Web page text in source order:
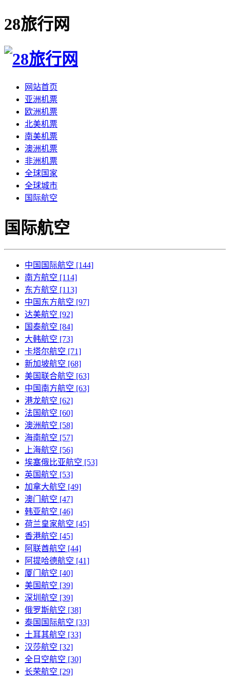
28旅行网
网站首页
亚洲机票
欧洲机票
北美机票
南美机票
澳洲机票
非洲机票
全球国家
全球城市
国际航空
国际航空
中国国际航空 [144]
南方航空 [114]
东方航空 [113]
中国东方航空 [97]
达美航空 [92]
国泰航空 [84]
大韩航空 [73]
卡塔尔航空 [71]
新加坡航空 [68]
美国联合航空 [63]
中国南方航空 [63]
港龙航空 [62]
法国航空 [60]
澳洲航空 [58]
海南航空 [57]
上海航空 [56]
埃塞俄比亚航空 [53]
英国航空 [53]
加拿大航空 [49]
澳门航空 [47]
韩亚航空 [46]
荷兰皇家航空 [45]
香港航空 [45]
阿联酋航空 [44]
阿提哈德航空 [41]
厦门航空 [40]
美国航空 [39]
深圳航空 [39]
俄罗斯航空 [38]
泰国国际航空 [33]
土耳其航空 [33]
汉莎航空 [32]
全日空航空 [30]
长荣航空 [29]